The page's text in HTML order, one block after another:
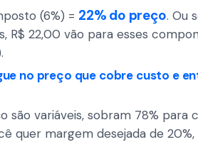
(6%) = 22% do preço. Ou
R$ 22,00 vão para esses
no preço que cobre custo e
são variáveis, sobram 78% para
quer margem desejada de